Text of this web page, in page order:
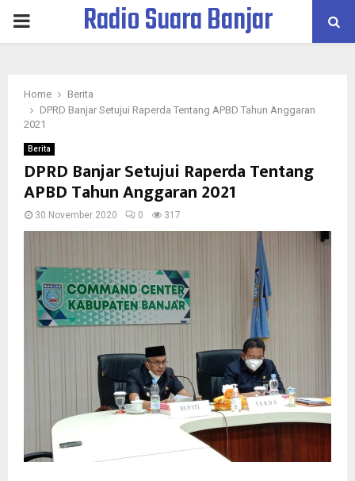
PRIMARYRadio Suara Banjar
Home
Berita
DPRD Banjar Setujui Raperda Tentang APBD Tahun Anggaran
2021
Berita
DPRD Banjar Setujui Raperda Tentang
APBD Tahun Anggaran 2021
30 November 2020 0 317